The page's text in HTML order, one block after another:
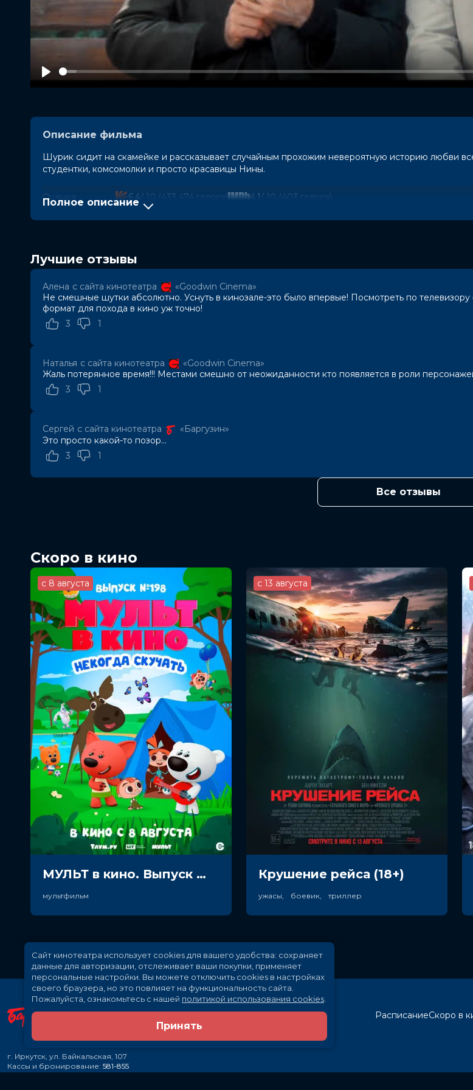
Play
Описание фильма
Шурик сидит на скамейке и рассказывает случайным прохожим невероятную историю любви
студентки, комсомолки и просто красавицы Нины.
Оценка 6.4 / 10 (433 474 голоса) 4.1 / 10 (403 голоса)
Год
2025
Страна
Россия
Бузова
Продюсеры
Тина Канделаки, Аркадий Водахов, Борис Ханчалян
Сценаристы
Андрей Шелков, Максим Ткаченко
Жанр
комедия
Длительность
2 ч 3 мин
В прокате
Меморандум
Полное описание
Лучшие отзывы
Алена с сайта кинотеатра «Goodwin Cinema»
Не смешные шутки абсолютно. Уснуть в кинозале-это было впервые! Посмотреть по
формат для похода в кино уж точно!
3
1
Наталья с сайта кинотеатра «Goodwin Cinema»
Жаль потерянное время!!! Местами смешно от неожиданности кто появляется в роли
3
1
Сергей с сайта кинотеатра «Баргузин»
Это просто какой-то позор...
3
1
Все отзывы
Скоро в кино
с 8 августа
МУЛЬТ в кино. Выпуск №198. Некогда скучать (0+)
мультфильм
с 13 августа
Крушение рейса (18+)
ужасы, боевик, триллер
г. Иркутск, ул. Байкальская, 107
Кассы и бронирование: 581-855
РасписаниеСкоро в
Сайт кинотеатра использует cookies для вашего удобства: сохраняет
данные для авторизации, отслеживает ваши покупки, применяет
персональные настройки. Вы можете отключить cookies в настройках
своего браузера, но это повлияет на функциональность сайта.
Пожалуйста, ознакомьтесь с нашей политикой использования cookies
Принять